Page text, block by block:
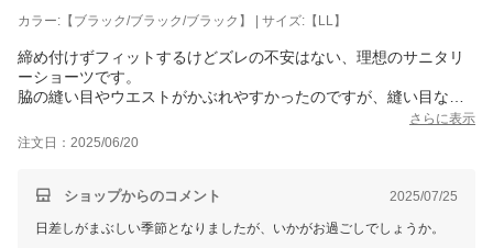
カラー:【ブラック/ブラック/ブラック】 | サイズ:【LL】
締め付けずフィットするけどズレの不安はない、理想のサニタリ
ーショーツです。
脇の縫い目やウエストがかぶれやすかったのですが、縫い目なし
レビューを読んで普段より1サイズ上げたらぴったりでした。
この価格でこのクオリティ、大満足なのでリピートします！
さらに表示
注文日：2025/06/20
ショップからのコメント 2025/07/25
日差しがまぶしい季節となりましたが、いかがお過ごしでしょうか。